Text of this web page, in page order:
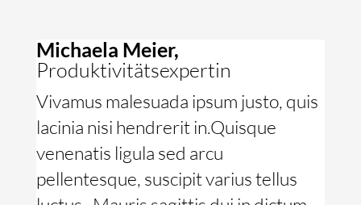
Michaela Meier,
Produktivitätsexpertin
Vivamus malesuada ipsum justo, quis
lacinia nisi hendrerit in.Quisque
venenatis ligula sed arcu
pellentesque, suscipit varius tellus